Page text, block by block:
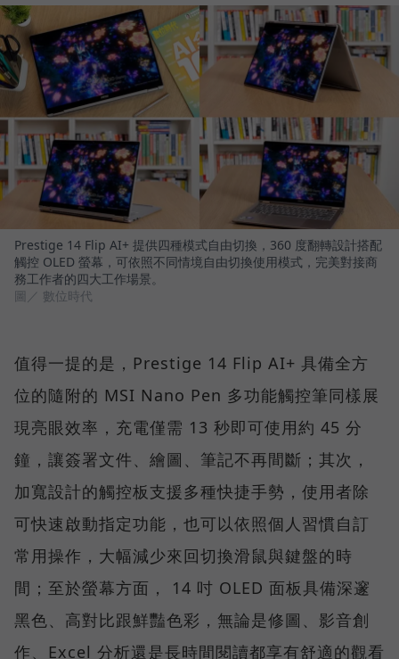
Prestige 14 Flip AI+ 提供四種模式自由切換，360 度翻轉設計搭配
觸控 OLED 螢幕，可依照不同情境自由切換使用模式，完美對接商
務工作者的四大工作場景。
圖／ 數位時代
值得一提的是，Prestige 14 Flip AI+ 具備全方
位的隨附的 MSI Nano Pen 多功能觸控筆同樣展
現亮眼效率，充電僅需 13 秒即可使用約 45 分
鐘，讓簽署文件、繪圖、筆記不再間斷；其次，
加寬設計的觸控板支援多種快捷手勢，使用者除
可快速啟動指定功能，也可以依照個人習慣自訂
常用操作，大幅減少來回切換滑鼠與鍵盤的時
間；至於螢幕方面， 14 吋 OLED 面板具備深邃
黑色、高對比跟鮮豔色彩，無論是修圖、影音創
作、Excel 分析還是長時間閱讀都享有舒適的觀看